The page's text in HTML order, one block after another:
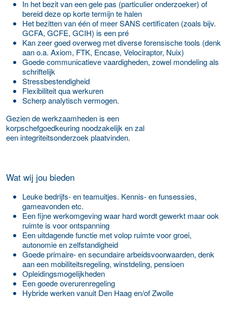
In het bezit van een gele pas (particulier onderzoeker) of
bereid deze op korte termijn te halen
Het bezitten van één of meer SANS certificaten (zoals bijv.
GCFA, GCFE, GCIH) is een pré
Kan zeer goed overweg met diverse forensische tools (denk
aan o.a. Axiom, FTK, Encase, Velociraptor, Nuix)
Goede communicatieve vaardigheden, zowel mondeling als
schriftelijk
Stressbestendigheid
Flexibiliteit qua werkuren
Scherp analytisch vermogen.
Gezien de werkzaamheden is een
korpschefgoedkeuring noodzakelijk en zal
een integriteitsonderzoek plaatvinden.
Wat wij jou bieden
Leuke bedrijfs- en teamuitjes. Kennis- en funsessies,
gameavonden etc.
Een fijne werkomgeving waar hard wordt gewerkt maar ook
ruimte is voor ontspanning
Een uitdagende functie met volop ruimte voor groei,
autonomie en zelfstandigheid
Goede primaire- en secundaire arbeidsvoorwaarden, denk
aan een mobiliteitsregeling, winstdeling, pensioen
Opleidingsmogelijkheden
Een goede overurenregeling
Hybride werken vanuit Den Haag en/of Zwolle